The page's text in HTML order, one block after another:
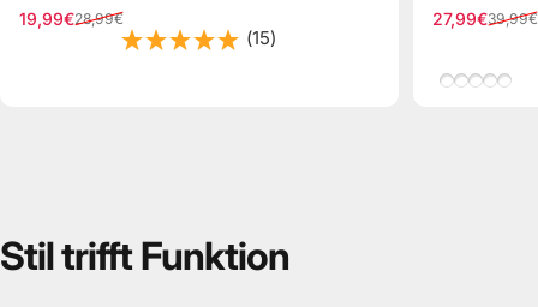
Verkaufspreis
19,99€
Normaler Preis
28,99€
(15)
27,99€
Normaler39,99€
Leo/
Grün/
Beige/
StiltrifftFunktion